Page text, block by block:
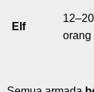
Elf
12–20
orang